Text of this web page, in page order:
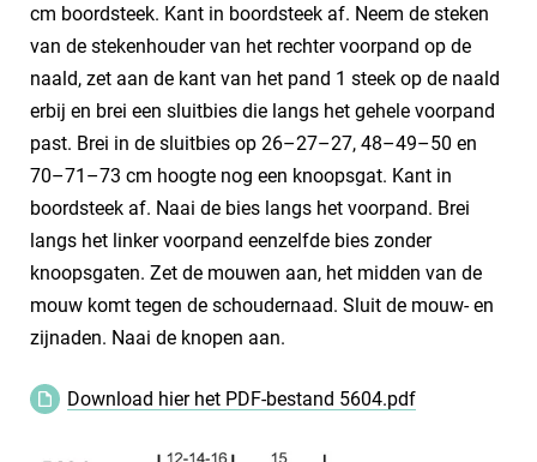
cm boordsteek. Kant in boordsteek af. Neem de steken
van de stekenhouder van het rechter voorpand op de
naald, zet aan de kant van het pand 1 steek op de naald
erbij en brei een sluitbies die langs het gehele voorpand
past. Brei in de sluitbies op 26–27–27, 48–49–50 en
70–71–73 cm hoogte nog een knoopsgat. Kant in
boordsteek af. Naai de bies langs het voorpand. Brei
langs het linker voorpand eenzelfde bies zonder
knoopsgaten. Zet de mouwen aan, het midden van de
mouw komt tegen de schoudernaad. Sluit de mouw- en
zijnaden. Naai de knopen aan.
Download hier het PDF-bestand 5604.pdf